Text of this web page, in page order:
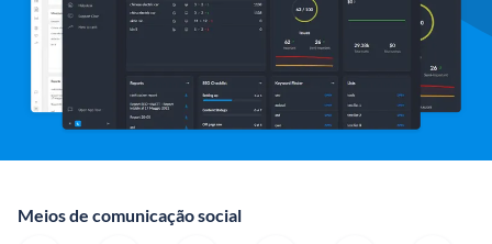
Meios de comunicação social